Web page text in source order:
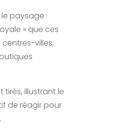
paysage
» que ces
villes,
tirés, illustrant le
de réagir pour